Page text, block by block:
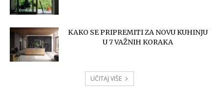
KAKO SE PRIPREMITI ZA NOVU KUHINJU
U 7 VAŽNIH KORAKA
UČITAJ VIŠE